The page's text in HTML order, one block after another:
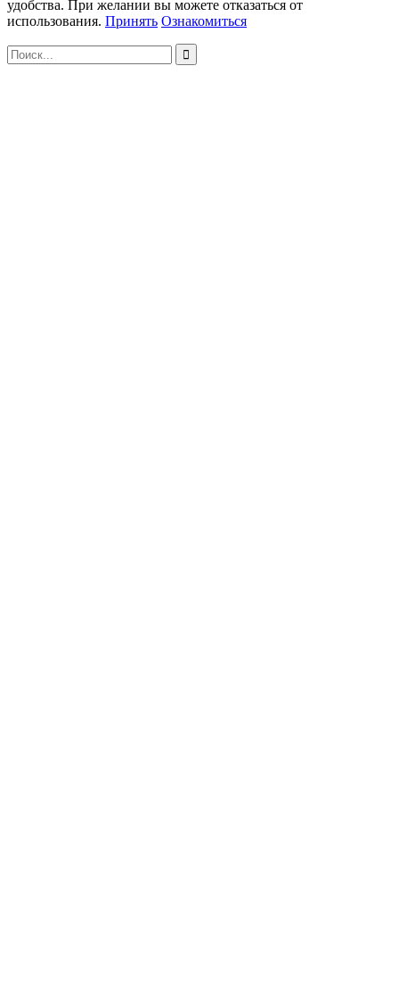
удобства. При желании вы можете отказаться от
использования. Принять Ознакомиться